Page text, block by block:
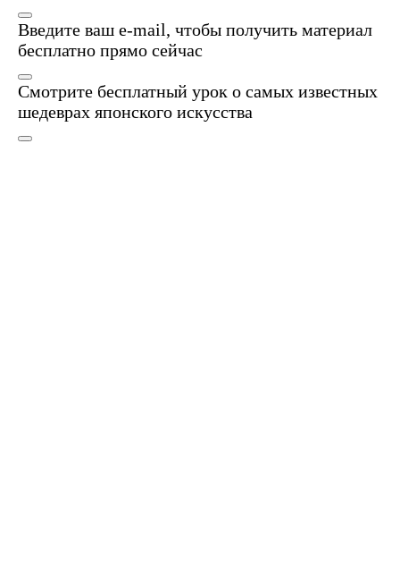
Введите ваш e-mail, чтобы получить материал
бесплатно прямо сейчас
Смотрите бесплатный урок о самых известных
шедеврах японского искусства